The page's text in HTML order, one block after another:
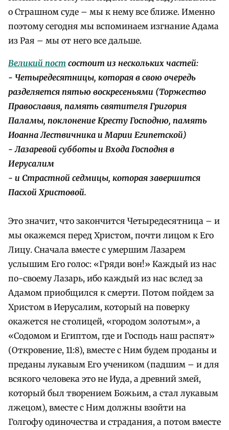
о Страшном суде – мы к нему все ближе. Именно
поэтому сегодня мы вспоминаем изгнание Адама
из Рая – мы от него все дальше.
Великий пост состоит из нескольких частей:
- Четыредесятницы, которая в свою очередь
разделяется пятью воскресеньями (Торжество
Православия, память святителя Григория
Паламы, поклонение Кресту Господню, память
Иоанна Лествичника и Марии Египетской)
- Лазаревой субботы и Входа Господня в
Иерусалим
- и Страстной седмицы, которая завершится
Пасхой Христовой.
Это значит, что закончится Четыредесятница – и
мы окажемся перед Христом, почти лицом к Его
Лицу. Сначала вместе с умершим Лазарем
услышим Его голос: «Гряди вон!» Каждый из нас
по-своему Лазарь, ибо каждый из нас вслед за
Адамом приобщился к смерти. Потом пойдем за
Христом в Иерусалим, который на поверку
окажется не столицей, «городом золотым», а
«Содомом и Египтом, где и Господь наш распят»
(Откровение, 11:8), вместе с Ним будем проданы и
преданы лукавым Его учеником (падшим – и для
всякого человека это не Иуда, а древний змей,
который был творением Божьим, а стал лукавым
лжецом), вместе с Ним должны взойти на
Голгофу одиночества и страдания, а потом вместе